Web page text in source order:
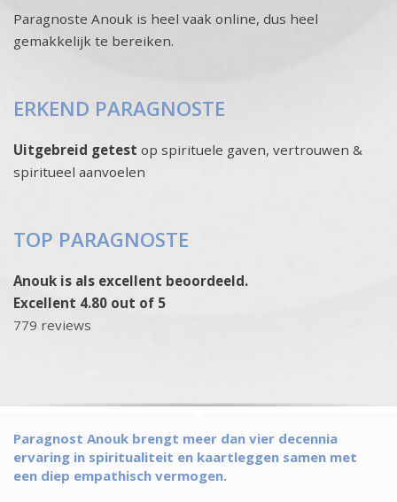
Paragnoste Anouk is heel vaak online, dus heel
gemakkelijk te bereiken.
ERKEND PARAGNOSTE
Uitgebreid getest op spirituele gaven, vertrouwen &
spiritueel aanvoelen
TOP PARAGNOSTE
Anouk is als excellent beoordeeld.
Excellent 4.80 out of 5
779 reviews
Paragnost Anouk brengt meer dan vier decennia
ervaring in spiritualiteit en kaartleggen samen met
een diep empathisch vermogen.